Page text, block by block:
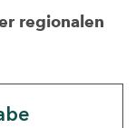
regionalen